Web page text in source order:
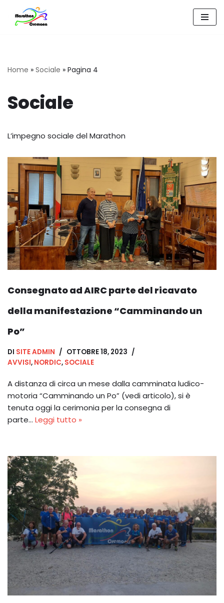
Vai
Home » Sociale » Pagina 4
Sociale
L’impegno sociale del Marathon
Consegnato ad AIRC parte del ricavato
della manifestazione “Camminando un
Po”
DI SITE ADMIN
OTTOBRE 18, 2023
AVVISI, NORDIC, SOCIALE
A distanza di circa un mese dalla camminata ludico-
motoria “Camminando un Po” (vedi articolo), si è
tenuta oggi la cerimonia per la consegna di
parte… Leggi tutto »